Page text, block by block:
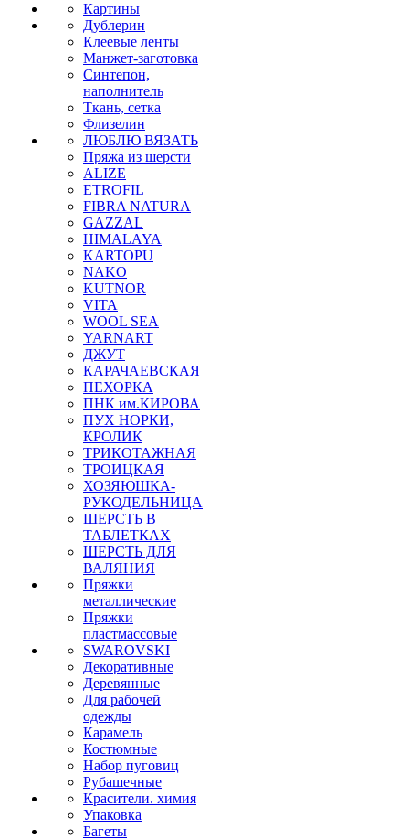
Картины
Дублерин
Клеевые ленты
Манжет-заготовка
Синтепон,
наполнитель
Ткань, сетка
Флизелин
ЛЮБЛЮ ВЯЗАТЬ
Пряжа из шерсти
ALIZE
ETROFIL
FIBRA NATURA
GAZZAL
HIMALAYA
KARTOPU
NAKO
KUTNOR
VITA
WOOL SEA
YARNART
ДЖУТ
КАРАЧАЕВСКАЯ
ПЕХОРКА
ПНК им.КИРОВА
ПУХ НОРКИ,
КРОЛИК
ТРИКОТАЖНАЯ
ТРОИЦКАЯ
ХОЗЯЮШКА-
РУКОДЕЛЬНИЦА
ШЕРСТЬ В
ТАБЛЕТКАХ
ШЕРСТЬ ДЛЯ
ВАЛЯНИЯ
Пряжки
металлические
Пряжки
пластмассовые
SWAROVSKI
Декоративные
Деревянные
Для рабочей
одежды
Карамель
Костюмные
Набор пуговиц
Рубашечные
Красители. химия
Упаковка
Багеты